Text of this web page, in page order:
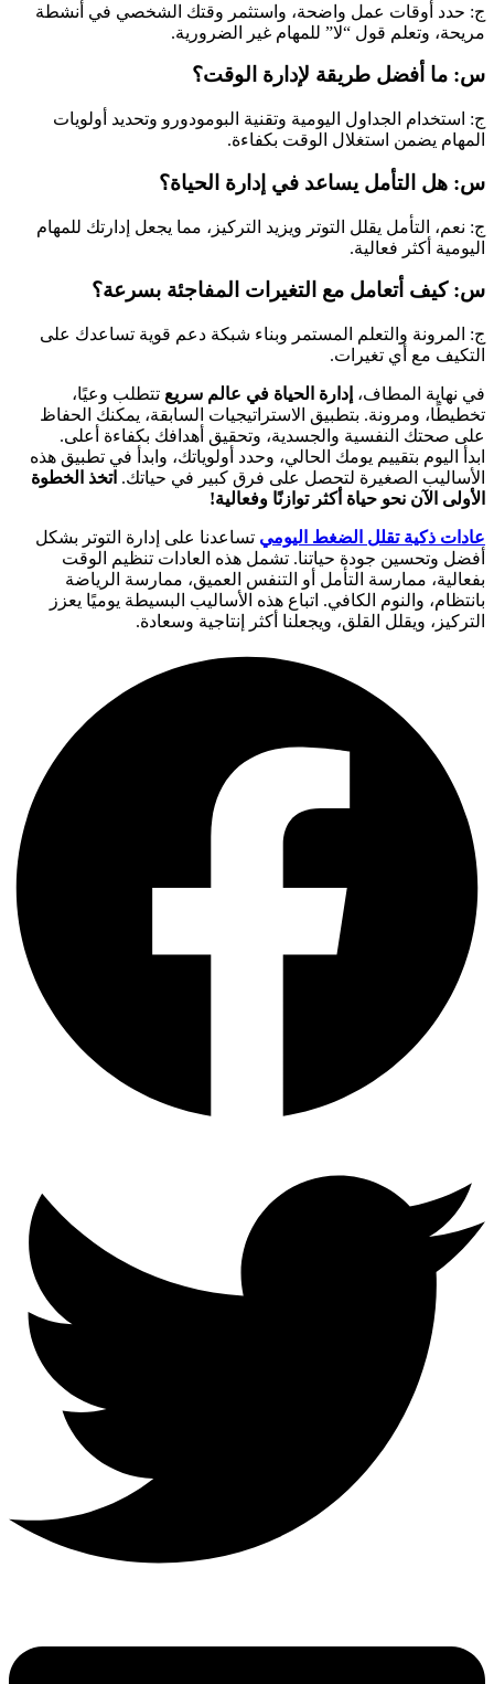
ج: حدد أوقات عمل واضحة، واستثمر وقتك الشخصي في أنشطة
مريحة، وتعلم قول “لا” للمهام غير الضرورية.
س: ما أفضل طريقة لإدارة الوقت؟
ج: استخدام الجداول اليومية وتقنية البومودورو وتحديد أولويات
المهام يضمن استغلال الوقت بكفاءة.
س: هل التأمل يساعد في إدارة الحياة؟
ج: نعم، التأمل يقلل التوتر ويزيد التركيز، مما يجعل إدارتك للمهام
اليومية أكثر فعالية.
س: كيف أتعامل مع التغيرات المفاجئة بسرعة؟
ج: المرونة والتعلم المستمر وبناء شبكة دعم قوية تساعدك على
التكيف مع أي تغيرات.
في نهاية المطاف، إدارة الحياة في عالم سريع تتطلب وعيًا،
تخطيطًا، ومرونة. بتطبيق الاستراتيجيات السابقة، يمكنك الحفاظ
على صحتك النفسية والجسدية، وتحقيق أهدافك بكفاءة أعلى.
ابدأ اليوم بتقييم يومك الحالي، وحدد أولوياتك، وابدأ في تطبيق هذه
الأساليب الصغيرة لتحصل على فرق كبير في حياتك. اتخذ الخطوة
الأولى الآن نحو حياة أكثر توازنًا وفعالية!
عادات ذكية تقلل الضغط اليومي تساعدنا على إدارة التوتر بشكل
أفضل وتحسين جودة حياتنا. تشمل هذه العادات تنظيم الوقت
بفعالية، ممارسة التأمل أو التنفس العميق، ممارسة الرياضة
بانتظام، والنوم الكافي. اتباع هذه الأساليب البسيطة يوميًا يعزز
التركيز، ويقلل القلق، ويجعلنا أكثر إنتاجية وسعادة.